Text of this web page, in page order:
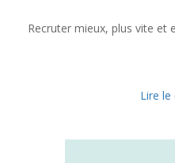
Recruter mieux, plus vite et
Lire le